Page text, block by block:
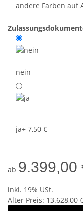
andere Farben auf
nein
ja+ 7,50 €
ab 9.399,00
inkl. 19% USt.
Alter Preis: 13.628,00 €